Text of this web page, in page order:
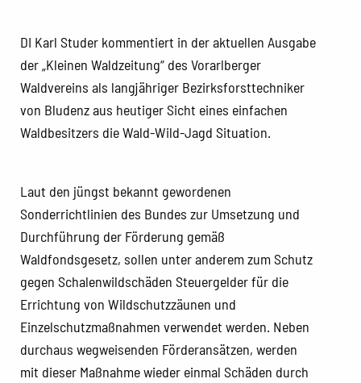
DI Karl Studer kommentiert in der aktuellen Ausgabe
der „Kleinen Waldzeitung“ des Vorarlberger
Waldvereins als langjähriger Bezirksforsttechniker
von Bludenz aus heutiger Sicht eines einfachen
Waldbesitzers die Wald-Wild-Jagd Situation.
Laut den jüngst bekannt gewordenen
Sonderrichtlinien des Bundes zur Umsetzung und
Durchführung der Förderung gemäß
Waldfondsgesetz, sollen unter anderem zum Schutz
gegen Schalenwildschäden Steuergelder für die
Errichtung von Wildschutzzäunen und
Einzelschutzmaßnahmen verwendet werden. Neben
durchaus wegweisenden Förderansätzen, werden
mit dieser Maßnahme wieder einmal Schäden durch